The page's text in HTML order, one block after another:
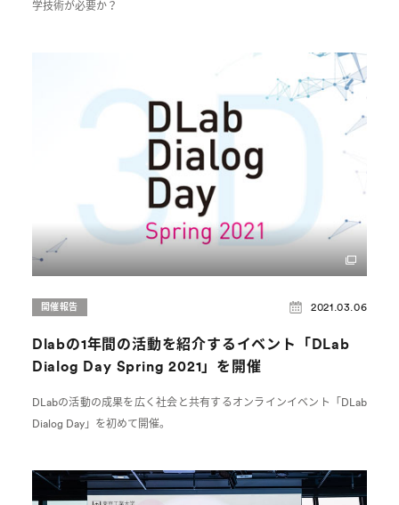
学技術が必要か？
開催報告 2021.03.06
Dlabの1年間の活動を紹介するイベント「DLab
Dialog Day Spring 2021」を開催
DLabの活動の成果を広く社会と共有するオンラインイベント「DLab
Dialog Day」を初めて開催。